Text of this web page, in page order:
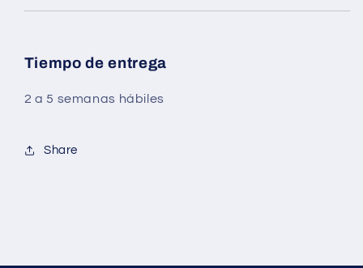
Tiempo de entrega
2 a 5 semanas hábiles
Share